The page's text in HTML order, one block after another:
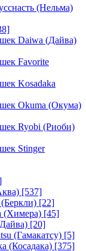
(Нельма)
Daiwa (Дайва)
Favorite
Kosadaka
Okuma (Окума)
Ryobi (Риоби)
Stinger
[537]
[22]
(Химера) [45]
[20]
(Гамакатсу) [5]
(Косадака) [375]